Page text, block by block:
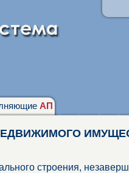
АП
строения,